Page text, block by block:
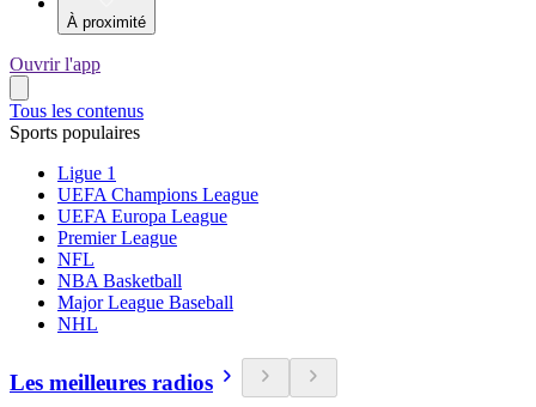
À proximité
Ouvrir l'app
Tous les contenus
Sports populaires
Ligue 1
UEFA Champions League
UEFA Europa League
Premier League
NFL
NBA Basketball
Major League Baseball
NHL
Les meilleures radios